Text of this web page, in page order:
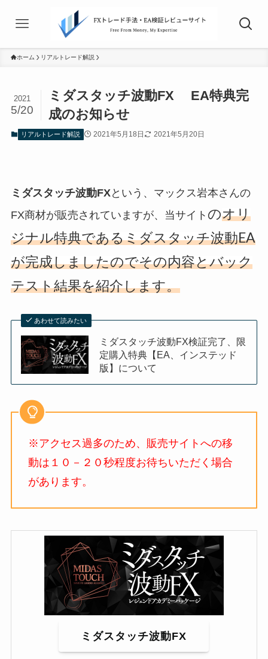
ホーム リアルトレード解説
ミダスタッチ波動FX EA特典完
成のお知らせ
2021
5/20
リアルトレード解説 2021年5月18日 2021年5月20日
ミダスタッチ波動FXという、マックス岩本さんの
FX商材が販売されていますが、当サイト のオリ
ジナル特典であるミダスタッチ波動EA
が完成しましたのでその内容とバック
テスト結果を紹介します。
あわせて読みたい
ミダスタッチ波動FX検証完了、限
定購入特典【EA、インステッド
版】について
※アクセス過多のため、販売サイトへの移
動は１０－２０秒程度お待ちいただく場合
があります。
ミダスタッチ波動FX